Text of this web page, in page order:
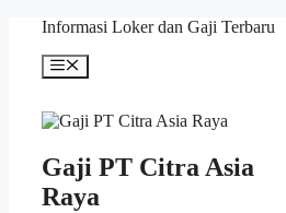
content
Informasi Loker dan Gaji Terbaru
Menu
Gaji PT Citra Asia
Raya